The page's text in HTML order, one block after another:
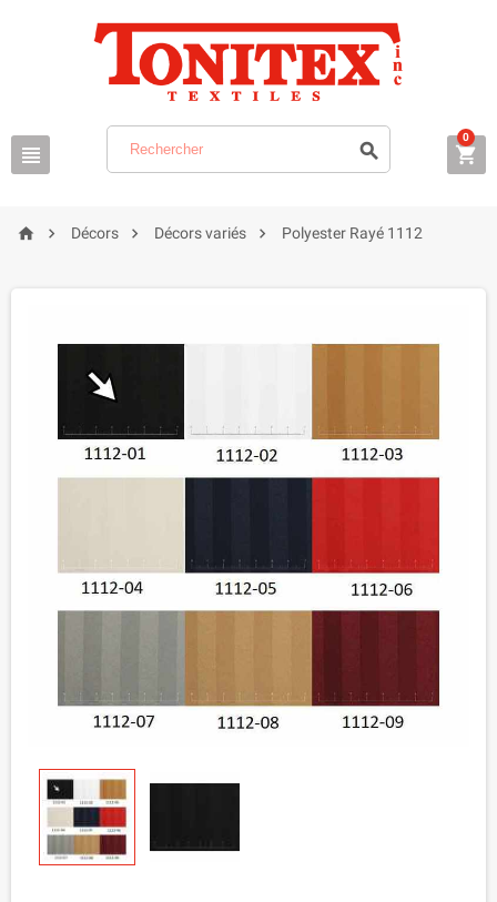
  
0
  Décors  Décors variés  Polyester Rayé 1112